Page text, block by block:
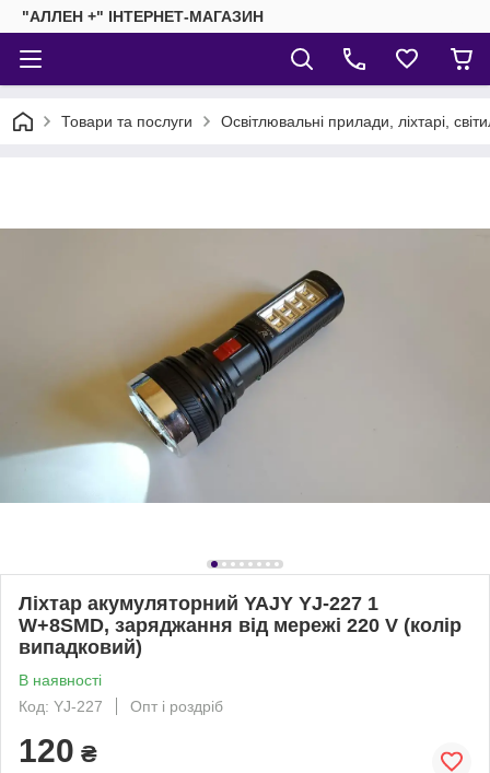
"АЛЛЕН +" ІНТЕРНЕТ-МАГАЗИН
Товари та послуги Освітлювальні прилади, ліхтарі,
Ліхтар акумуляторний YAJY YJ-227 1
W+8SMD, заряджання від мережі 220 V (колір
випадковий)
В наявності
Код: YJ-227
Опт і роздріб
120 ₴